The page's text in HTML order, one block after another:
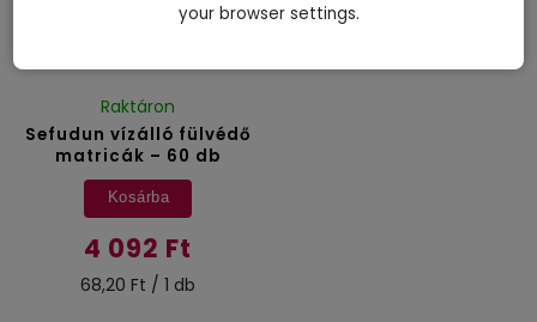
Sefudun vízálló fülvédő
matricák – 60 db
Raktáron
4 092 Ft
68,20 Ft / 1 db
Kosárba
your browser settings.